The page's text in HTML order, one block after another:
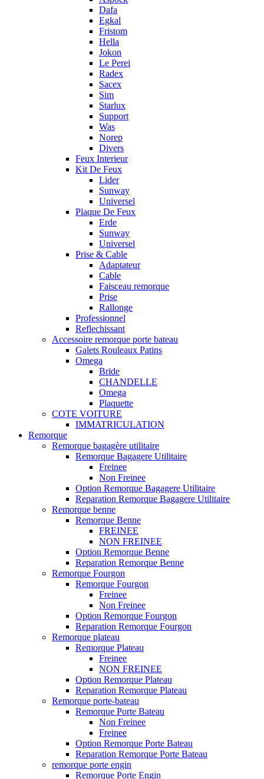
Dafa
Egkal
Fristom
Hella
Jokon
Le Perei
Radex
Sacex
Sim
Starlux
Support
Was
Norep
Divers
Feux Interieur
Kit De Feux
Lider
Sunway
Universel
Plaque De Feux
Erde
Sunway
Universel
Prise & Cable
Adaptateur
Cable
Faisceau remorque
Prise
Rallonge
Professionnel
Reflechissant
Accessoire remorque porte bateau
Galets Rouleaux Patins
Omega
Bride
CHANDELLE
Omega
Plaquette
COTE VOITURE
IMMATRICULATION
Remorque
Remorque bagagère utilitaire
Remorque Bagagere Utilitaire
Freinee
Non Freinee
Option Remorque Bagagere Utilitaire
Reparation Remorque Bagagere Utilitaire
Remorque benne
Remorque Benne
FREINEE
NON FREINEE
Option Remorque Benne
Reparation Remorque Benne
Remorque Fourgon
Remorque Fourgon
Freinee
Non Freinee
Option Remorque Fourgon
Reparation Remorque Fourgon
Remorque plateau
Remorque Plateau
Freinee
NON FREINEE
Option Remorque Plateau
Reparation Remorque Plateau
Remorque porte-bateau
Remorque Porte Bateau
Non Freinee
Freinee
Option Remorque Porte Bateau
Reparation Remorque Porte Bateau
remorque porte engin
Remorque Porte Engin